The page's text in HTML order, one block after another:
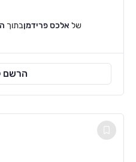
של אלכס פרידמןבתוך
הרשם